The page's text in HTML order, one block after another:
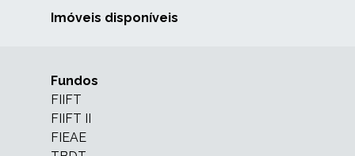
Imóveis disponíveis
Fundos
FIIFT
FIIFT II
FIEAE